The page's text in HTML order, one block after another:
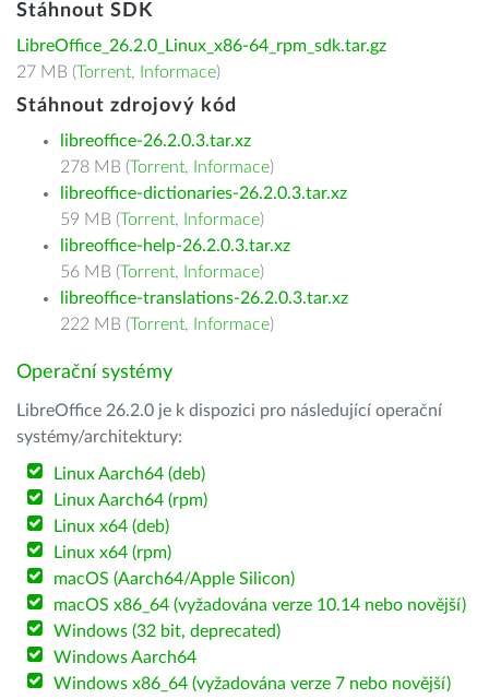
Stáhnout SDK
LibreOffice_26.2.0_Linux_x86-64_rpm_sdk.tar.gz
27 MB (Torrent, Informace)
Stáhnout zdrojový kód
libreoffice-26.2.0.3.tar.xz
278 MB (Torrent, Informace)
libreoffice-dictionaries-26.2.0.3.tar.xz
59 MB (Torrent, Informace)
libreoffice-help-26.2.0.3.tar.xz
56 MB (Torrent, Informace)
libreoffice-translations-26.2.0.3.tar.xz
222 MB (Torrent, Informace)
Operační systémy
LibreOffice 26.2.0 je k dispozici pro následující operační
systémy/architektury:
Linux Aarch64 (deb)
Linux Aarch64 (rpm)
Linux x64 (deb)
Linux x64 (rpm)
macOS (Aarch64/Apple Silicon)
macOS x86_64 (vyžadována verze 10.14 nebo novější)
Windows (32 bit, deprecated)
Windows Aarch64
Windows x86_64 (vyžadována verze 7 nebo novější)